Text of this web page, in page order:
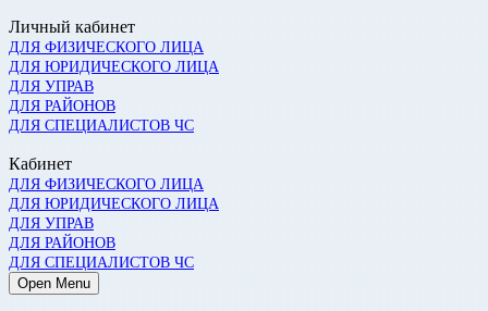
Личный кабинет
ДЛЯ ФИЗИЧЕСКОГО ЛИЦА
ДЛЯ ЮРИДИЧЕСКОГО ЛИЦА
ДЛЯ УПРАВ
ДЛЯ РАЙОНОВ
ДЛЯ СПЕЦИАЛИСТОВ ЧС
Кабинет
ДЛЯ ФИЗИЧЕСКОГО ЛИЦА
ДЛЯ ЮРИДИЧЕСКОГО ЛИЦА
ДЛЯ УПРАВ
ДЛЯ РАЙОНОВ
ДЛЯ СПЕЦИАЛИСТОВ ЧС
Open Menu